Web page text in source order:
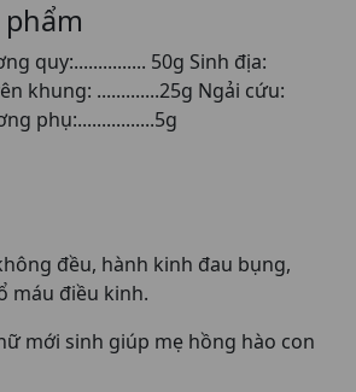
quy:............... 50g Sinh địa:
khung: .............25g Ngải cứu:
phụ:................5g
đều, hành kinh đau bụng,
máu điều kinh.
mới sinh giúp mẹ hồng hào con